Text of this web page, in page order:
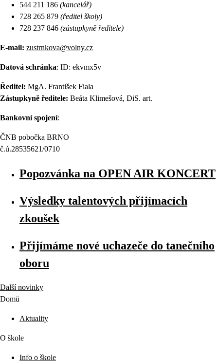
544 211 186 (kancelář)
728 265 879 (ředitel školy)
728 237 846 (zástupkyně ředitele)
E-mail: zustrnkova@volny.cz
Datová schránka: ID: ekvmx5v
Ředitel: MgA. František Fiala
Zástupkyně ředitele: Beáta Klimešová, DiS. art.
Bankovní spojení:
ČNB pobočka BRNO
č.ú.28535621/0710
Popozvánka na OPEN AIR KONCERT
Výsledky talentových přijímacích
zkoušek
Přijímáme nové uchazeče do tanečního
oboru
Další novinky
Domů
Aktuality
O škole
Info o škole